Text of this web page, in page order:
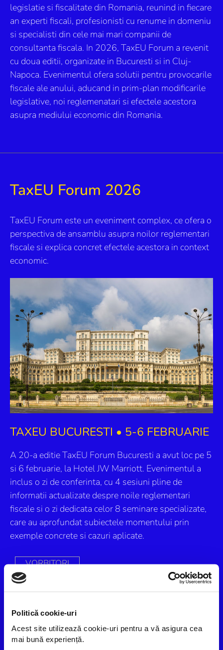
Politică cookie-uri
Acest site utilizează cookie-uri pentru a vă asigura cea
mai bună experiență.
legislatie si fiscalitate din Romania, reunind in fiecare
an experti fiscali, profesionisti cu renume in domeniu
si specialisti din cele mai mari companii de
consultanta fiscala. In 2026, TaxEU Forum a revenit
cu doua editii, organizate in Bucuresti si in Cluj-
Napoca. Evenimentul ofera solutii pentru provocarile
fiscale ale anului, aducand in prim-plan modificarile
legislative, noi reglemenatari si efectele acestora
asupra mediului economic din Romania.
TaxEU Forum 2026
TaxEU Forum este un eveniment complex, ce ofera o
perspectiva de ansamblu asupra noilor reglementari
fiscale si explica concret efectele acestora in context
economic.
TAXEU BUCURESTI • 5-6 FEBRUARIE
A 20-a editie TaxEU Forum Bucuresti a avut loc pe 5
si 6 februarie, la Hotel JW Marriott. Evenimentul a
inclus o zi de conferinta, cu 4 sesiuni pline de
informatii actualizate despre noile reglementari
fiscale si o zi dedicata celor 8 seminare specializate,
care au aprofundat subiectele momentului prin
exemple concrete si cazuri aplicate.
VORBITORI